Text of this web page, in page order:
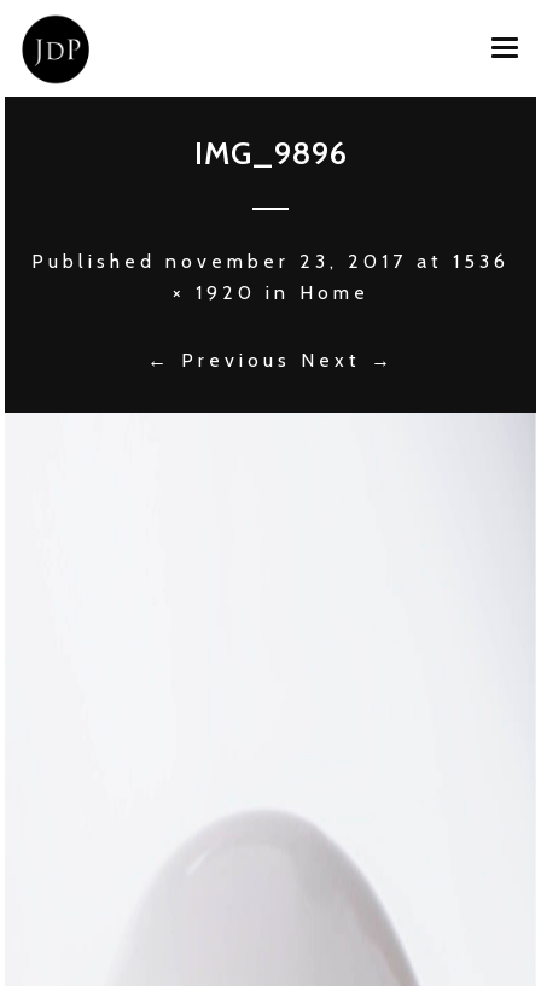
IMG_9896
Published november 23, 2017 at 1536
× 1920
in Home
← Previous Next →